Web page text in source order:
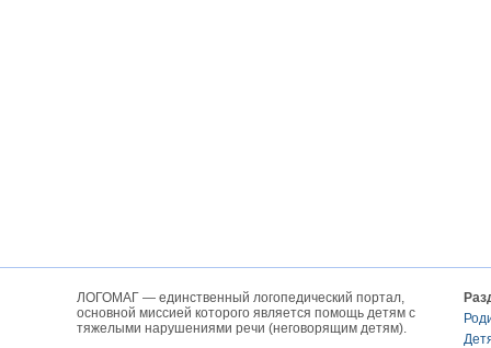
ЛОГОМАГ — единственный логопедический портал,
основной миссией которого является помощь детям с
тяжелыми нарушениями речи (неговорящим детям).